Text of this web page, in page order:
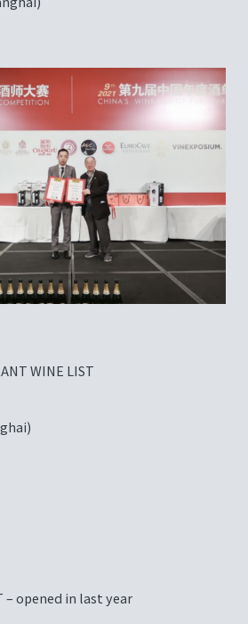
WINE LIST
– opened in last year